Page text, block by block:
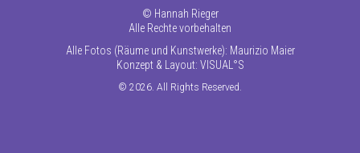
© Hannah Rieger
Alle Rechte vorbehalten
Alle Fotos (Räume und Kunstwerke): Maurizio Maier
Konzept & Layout: VISUAL°S
© 2026. All Rights Reserved.